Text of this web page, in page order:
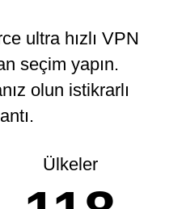
ultra hızlı VPN
seçim yapın.
olun istikrarlı
Ülkeler